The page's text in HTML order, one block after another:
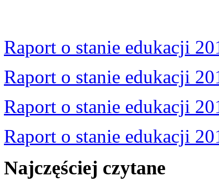
Raport o stanie edukacji
Raport o stanie edukacji
Raport o stanie edukacji
Raport o stanie edukacji
Najczęściej czytane